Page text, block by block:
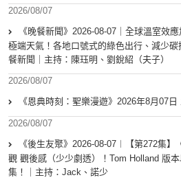
2026/08/07
《晚餐新聞》2026-08-07｜全球溫室效
極端天氣！各地口號式的綠色出行、減少
餐新聞｜主持：陳珏明、劉銳紹（夫子）
2026/08/07
《恩典時刻：聖樂漫遊》2026年8月07
2026/08/07
《後生友聚》2026-08-07︱【第272集
觀 觀後感（少少劇透）！Tom Holland 版
集！｜主持：Jack、諾少